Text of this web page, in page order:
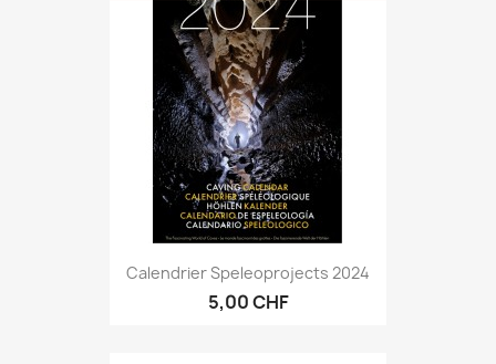
Calendrier Speleoprojects 2024
5,00 CHF